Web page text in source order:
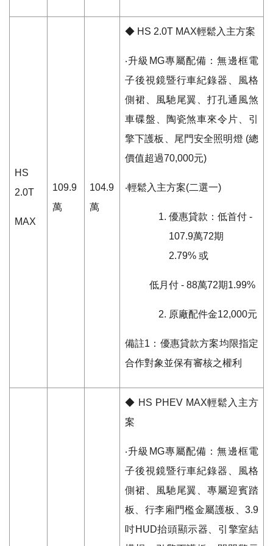
HS
2.0T
MAX
109.9
萬
104.9
萬
◆ HS 2.0T MAX輕鬆入主方案
‧升級 MG專屬配備：無邊框電
子後視鏡暨行車紀錄器、風格
側裙、風馳尾翼、打孔通風煞
車碟盤、陶瓷煞車來令片、引
擎下護板、尾門安全照明燈 (總
價值超過70,000元)
‧輕鬆入主方案(二選一)
優惠貸款：低首付 -
107.9萬72期
2.79% 或
低月付 - 88萬72期1.99%
原廠配件金12,000元
備註1 ：優惠貸款方案均限指定
合作對象並保有審核之權利
◆ HS PHEV MAX輕鬆入主方
案
‧升級 MG專屬配備：無邊框電
子後視鏡暨行車紀錄器、風格
側裙、風馳尾翼、專屬迎賓踏
板、行李廂門檻金屬護板、 3.9
吋HUD抬頭顯示器、引擎室結